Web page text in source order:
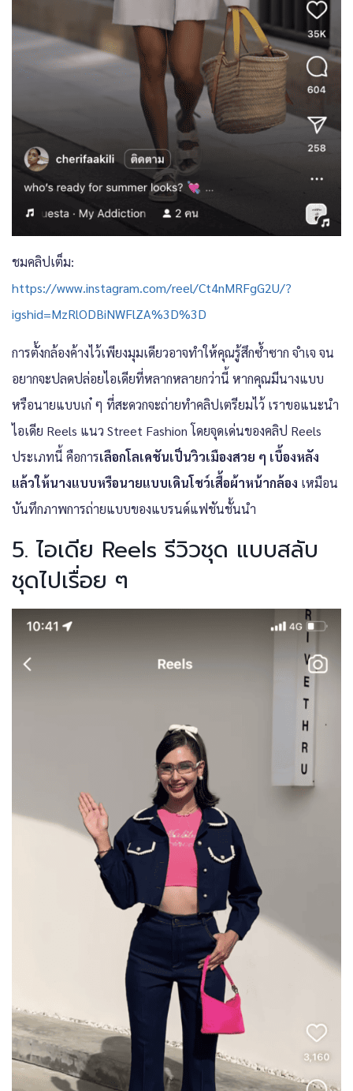
ชมคลิปเต็ม:
https://www.instagram.com/reel/Ct4nMRFgG2U/?
igshid=MzRlODBiNWFlZA%3D%3D
การตั้งกล้องค้างไว้เพียงมุมเดียวอาจทำให้คุณรู้สึกซ้ำซาก จำเจ จน
อยากจะปลดปล่อยไอเดียที่หลากหลายกว่านี้ หากคุณมีนางแบบ
หรือนายแบบเก๋ ๆ ที่สะดวกจะถ่ายทำคลิปเตรียมไว้ เราขอแนะนำ
ไอเดีย Reels แนว Street Fashion โดยจุดเด่นของคลิป Reels
ประเภทนี้ คือการเลือกโลเคชันเป็นวิวเมืองสวย ๆ เบื้องหลัง
แล้วให้นางแบบหรือนายแบบเดินโชว์เสื้อผ้าหน้ากล้อง เหมือน
บันทึกภาพการถ่ายแบบของแบรนด์แฟชันชั้นนำ
5. ไอเดีย Reels รีวิวชุด แบบสลับ
ชุดไปเรื่อย ๆ